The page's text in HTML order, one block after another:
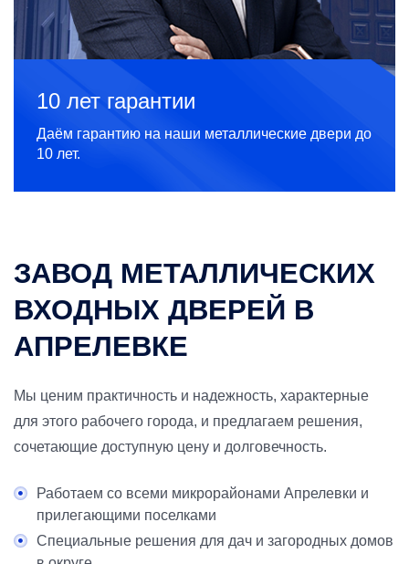
10 лет гарантии
Даём гарантию на наши металлические двери до
10 лет.
ЗАВОД МЕТАЛЛИЧЕСКИХ
ВХОДНЫХ ДВЕРЕЙ В
АПРЕЛЕВКЕ
Мы ценим практичность и надежность, характерные
для этого рабочего города, и предлагаем решения,
сочетающие доступную цену и долговечность.
Работаем со всеми микрорайонами Апрелевки и
прилегающими поселками
Специальные решения для дач и загородных домов